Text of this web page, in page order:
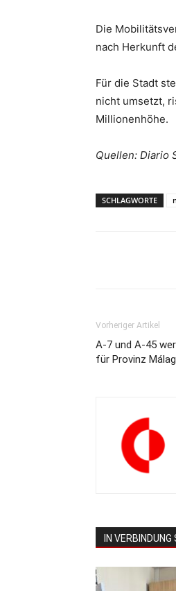
Die
nach Herkunft
Für die Stadt
nicht umsetzt,
Millionenhöhe.
Quellen: Diario
SCHLAGWORTE
Vorheriger Artikel
A-7 und A-45
für Provinz
IN